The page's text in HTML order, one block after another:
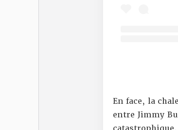
En face, la
entre Jimmy